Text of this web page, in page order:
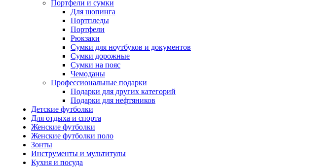
Портфели и сумки
Для шопинга
Портпледы
Портфели
Рюкзаки
Сумки для ноутбуков и документов
Сумки дорожные
Сумки на пояс
Чемоданы
Профессиональные подарки
Подарки для других категорий
Подарки для нефтяников
Детские футболки
Для отдыха и спорта
Женские футболки
Женские футболки поло
Зонты
Инструменты и мультитулы
Кухня и посуда